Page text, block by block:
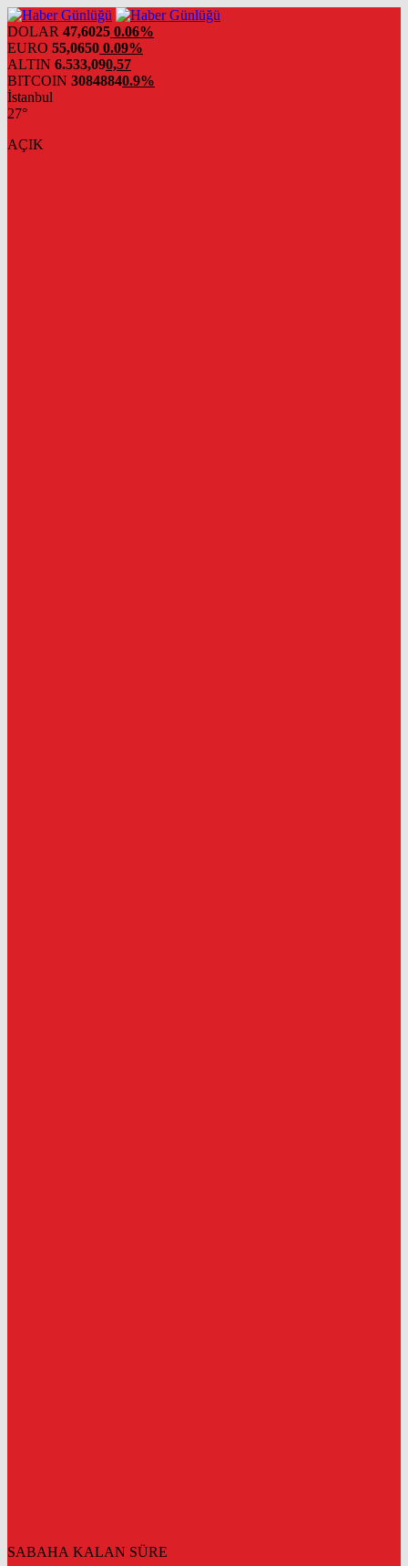
DOLAR 47,6025 0.06%
EURO 55,0650 0.09%
ALTIN 6.533,090,57
BITCOIN 30848840.9%
İstanbul
27°
AÇIK
SABAHA KALAN SÜRE